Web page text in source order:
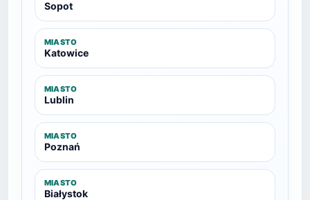
Sopot
MIASTO
Katowice
MIASTO
Lublin
MIASTO
Poznań
MIASTO
Białystok